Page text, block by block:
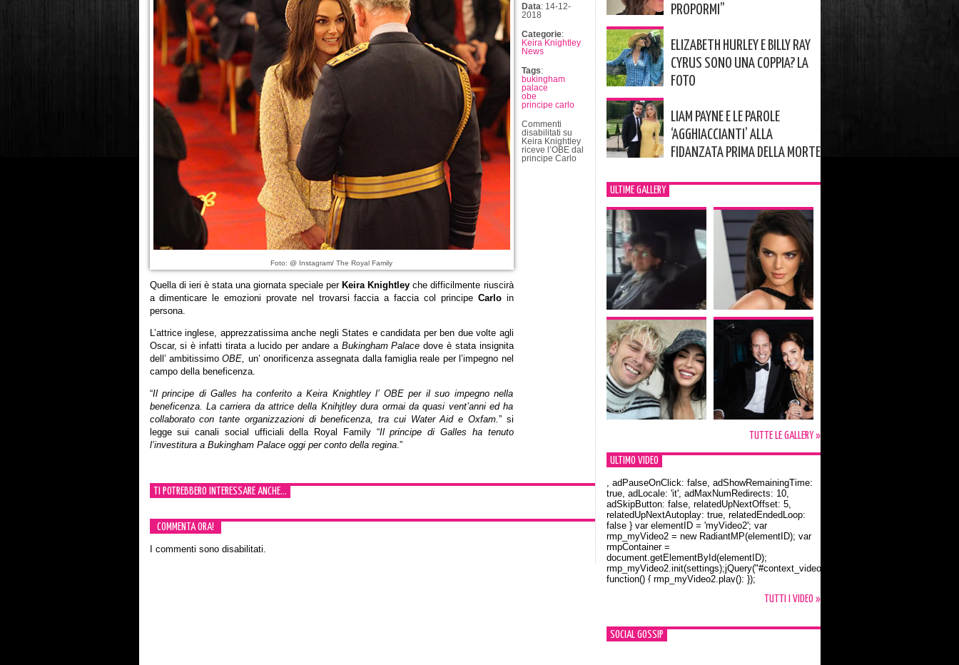
Foto: @ Instagram/ The Royal Family
Quella di ieri è stata una giornata speciale per Keira Knightley che difficilmente riuscirà
a dimenticare le emozioni provate nel trovarsi faccia a faccia col principe Carloin
persona.
L’attrice inglese, apprezzatissima anche negli States e candidata per ben due volte agli
Oscar, si è infatti tirata a lucido per andare a Bukingham Palace dove è stata insignita
dell’ ambitissimoOBE, un’ onorificenza assegnata dalla famiglia reale per l’impegno nel
campo della beneficenza.
“Il principe di Galles ha conferito a Keira Knightley l’ OBE per il suo impegno nella
beneficenza. La carriera da attrice della Knihjtley dura ormai da quasi vent’anni ed ha
collaborato con tante organizzazioni di beneficenza, tra cui Water Aid e Oxfam.” si
legge sui canali social ufficiali della Royal Family “Il principe di Galles ha tenuto
l’investitura a Bukingham Palace oggi per conto della regina.”
Data: 14-12-
2018
Categorie:
Keira Knightley
News
Tags:
bukingham
palace
obe
principe carlo
Commenti
disabilitati su
Keira Knightley
riceve l’OBE dal
principe Carlo
TI POTREBBERO INTERESSARE ANCHE...
COMMENTA ORA!
I commenti sono disabilitati.
PROPORMI”
ELIZABETH HURLEY E BILLY RAY
CYRUS SONO UNA COPPIA? LA
FOTO
LIAM PAYNE E LE PAROLE
‘AGGHIACCIANTI’ ALLA
FIDANZATA PRIMA DELLA MORTE
ULTIME GALLERY
TUTTE LE GALLERY »
ULTIMO VIDEO
Orlando Bloom e la t-shirt dedicata a Flynn
, adPauseOnClick: false, adShowRemainingTime:
true, adLocale: 'it', adMaxNumRedirects: 10,
adSkipButton: false, relatedUpNextOffset: 5,
relatedUpNextAutoplay: true, relatedEndedLoop:
false } var elementID = 'myVideo2'; var
rmp_myVideo2 = new RadiantMP(elementID); var
rmpContainer =
document.getElementById(elementID);
rmp_myVideo2.init(settings);jQuery("#context_video2").one("mouseover",
function() { rmp_myVideo2.play(); });
TUTTI I VIDEO »
SOCIAL GOSSIP